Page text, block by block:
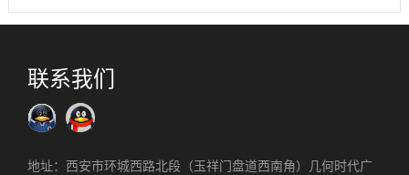
联系我们
地址：西安市环城西路北段（玉祥门盘道西南角）几何时代广